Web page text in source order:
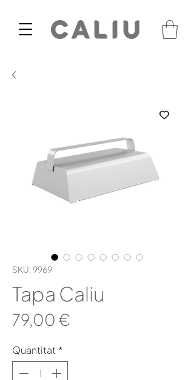
SKU: 9969
Tapa Caliu
79,00 €
Quantitat *